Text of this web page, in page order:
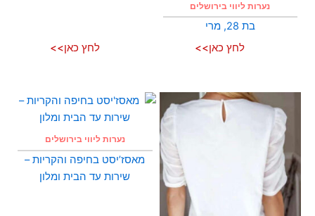
נערות ליווי בירושלים
בת 28, מרי
לחץ כאן>>
לחץ כאן>>
נערות ליווי בירושלים
מאסז’יסט בחיפה והקריות –
שירות עד הבית ומלון